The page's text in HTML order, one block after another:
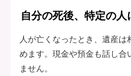
自分の死後、特定の
人が亡くなったとき、遺産
めます。現金や預金も話し合
ません。